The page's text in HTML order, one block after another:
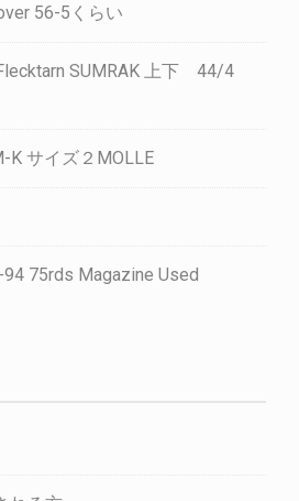
56-5くらい
SUMRAK 上下 44/4
K サイズ２MOLLE
94 75rds Magazine Used